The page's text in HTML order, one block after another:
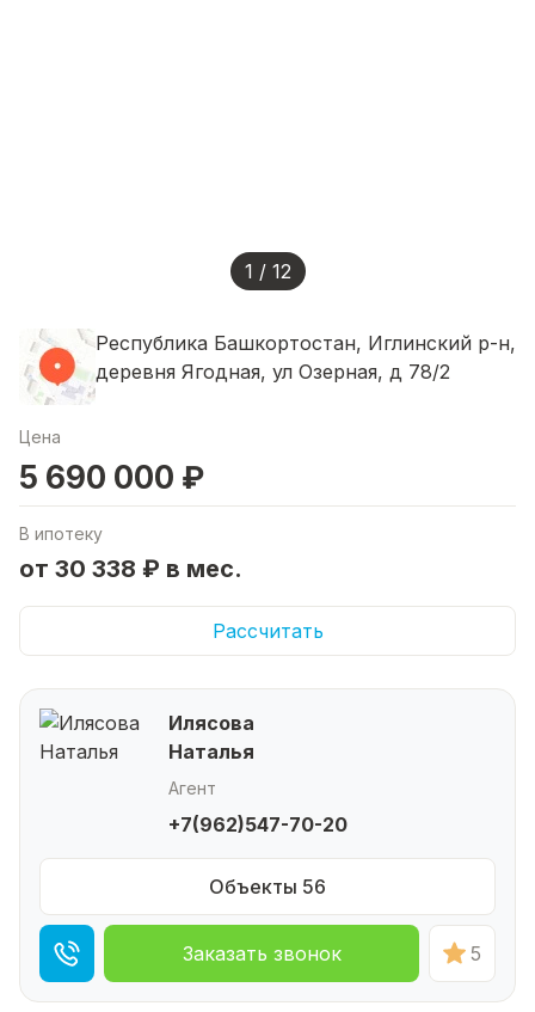
1 / 12
Республика Башкортостан, Иглинский р-н,
деревня Ягодная, ул Озерная, д 78/2
Цена
5 690 000 ₽
В ипотеку
от 30 338 ₽ в мес.
Рассчитать
Илясова
Наталья
Агент
+7(962)547-70-20
Объекты 56
Заказать звонок 5